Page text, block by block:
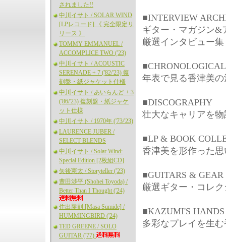
されました!!
中川イサト / SOLAR WIND
[LPレコード] 《 完全限定リ
リース 》
TOMMY EMMANUEL /
ACCOMPLICE TWO ('23)
中川イサト / ACOUSTIC
SERENADE + 7 ('82/'23) 復
刻盤・紙ジャケット仕様
中川イサト / あいらんど + 3
('86/'23) 復刻盤・紙ジャケ
ット仕様
中川イサト / 1970年 ('73/'23)
LAURENCE JUBER /
SELECT BLENDS
中川イサト / Solar Wind:
Special Edition [2枚組CD]
矢後憲太 / Storyteller ('23)
豊田渉平 (Shohei Toyoda) /
Better Than I Thought ('24)
住出勝則 [Masa Sumide] /
HUMMINGBIRD ('24)
TED GREENE / SOLO
GUITAR ('77)
■INTERVIEW
ギター・マガジン&
厳選インタビュー集
年表で見る香津美の
■DISCOGRAPHY
壮大なキャリアを
■LP & BOOK
香津美を形作った
■GUITARS & GEAR
厳選ギター・コレ
■KAZUMI'S HANDS
多彩なプレイを生